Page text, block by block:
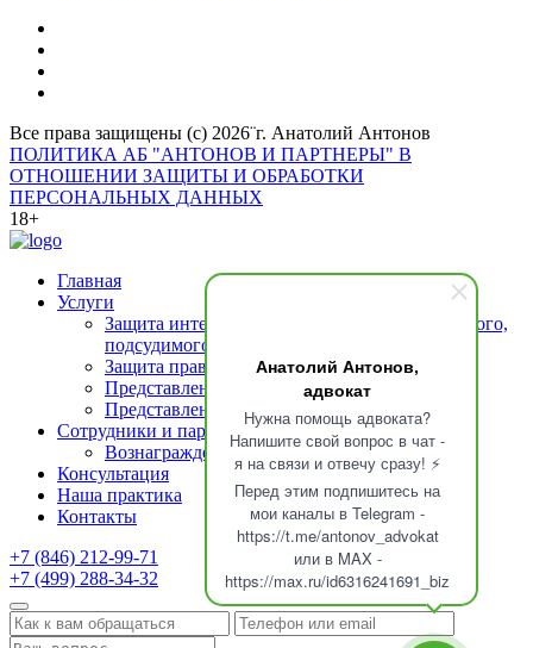
Анатолий Антонов,
адвокат
Нужна помощь адвоката?
Напишите свой вопрос в чат -
я на связи и отвечу сразу! ⚡
Перед этим подпишитесь на
мои каналы в Telegram -
https://t.me/antonov_advokat
или в MAX -
https://max.ru/id6316241691_biz
Все права защищены (с) 2026¨г. Анатолий Антонов
ПОЛИТИКА АБ "АНТОНОВ И ПАРТНЕРЫ" В
ОТНОШЕНИИ ЗАЩИТЫ И ОБРАБОТКИ
ПЕРСОНАЛЬНЫХ ДАННЫХ
18+
Главная
Услуги
Защита интересов подозреваемого (обвиняемого,
подсудимого)
Защита прав свидетелей
Представление интересов потерпевшего
Представление интересов осужденных
Сотрудники и партнеры
Вознаграждение адвоката
Консультация
Наша практика
Контакты
+7 (846) 212-99-71
+7 (499) 288-34-32